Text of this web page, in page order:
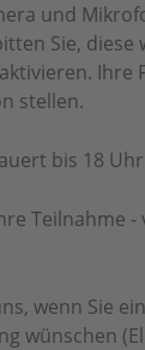
und
Sie, diese
Ihre
stellen.
bis 18
Teilnahme
wenn Sie
wünschen